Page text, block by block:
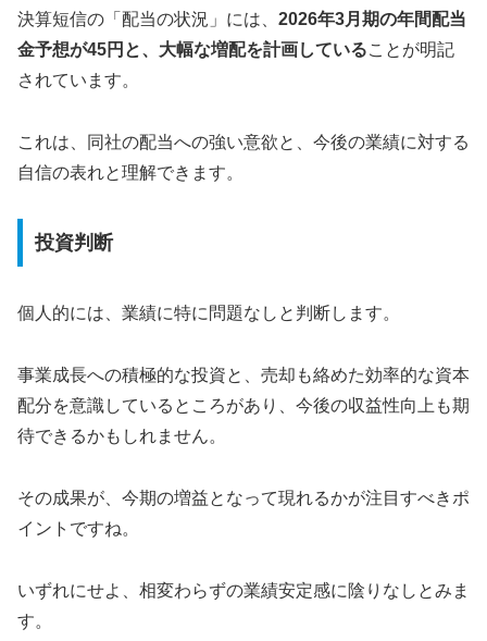
決算短信の「配当の状況」には、 2026年3月期の年間配当
金予想が45円と、大幅な増配を計画していることが明記
されています。
これは、同社の配当への強い意欲と、今後の業績に対する
自信の表れと理解できます。
投資判断
個人的には、業績に特に問題なしと判断します。
事業成長への積極的な投資と、売却も絡めた効率的な資本
配分を意識しているところがあり、今後の収益性向上も期
待できるかもしれません。
その成果が、今期の増益となって現れるかが注目すべきポ
イントですね。
いずれにせよ、相変わらずの業績安定感に陰りなしとみま
す。